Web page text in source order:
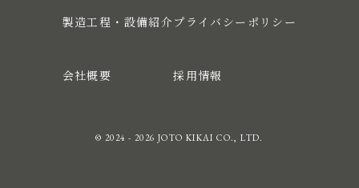
製造工程・設備紹介
会社概要
プライバシーポリシー
採用情報
© 2024 - 2026 JOTO KIKAI CO., LTD.